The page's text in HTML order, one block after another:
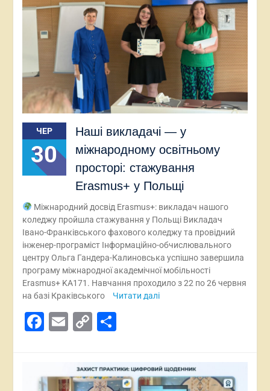
ЧЕР
30
Наші викладачі — у
міжнародному освітньому
просторі: стажування
Erasmus+ у Польщі
Міжнародний досвід Erasmus+: викладач нашого
коледжу пройшла стажування у Польщі Викладач
Івано-Франківського фахового коледжу та провідний
інженер-програміст Інформаційно-обчислювального
центру Ольга Гандера-Калиновська успішно завершила
програму міжнародної академічної мобільності
Erasmus+ KA171. Навчання проходило з 22 по 26 червня
на базі Краківського
Читати далі
Facebook
Email
CopyПоділитися